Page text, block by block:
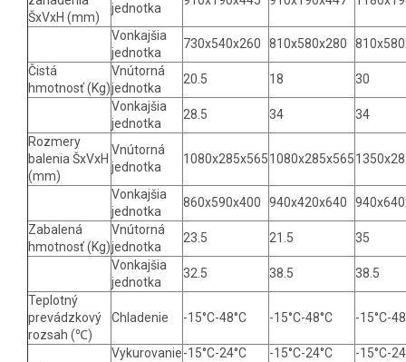
ŠxVxH (mm)
jednotka
Vonkajšia
jednotka
730x540x260 810x580x280
Čistá
hmotnosť (Kg)
Vnútorná
jednotka
20.5 18
30
Vonkajšia
jednotka
28.5 34
34
Rozmery
balenia ŠxVxH
(mm)
Vnútorná
jednotka
1080x285x5651080x285x565
Vonkajšia
jednotka
860x590x400 940x420x640
Zabalená
hmotnosť (Kg)
Vnútorná
jednotka
23.5 21.5
35
Vonkajšia
jednotka
32.5 38.5
38.5
Teplotný
prevádzkový
rozsah (℃)
Chladenie -15°C-48°C -15°C-48°C -15°C-
Vykurovanie-15°C-24°C -15°C-24°C
-15°C-